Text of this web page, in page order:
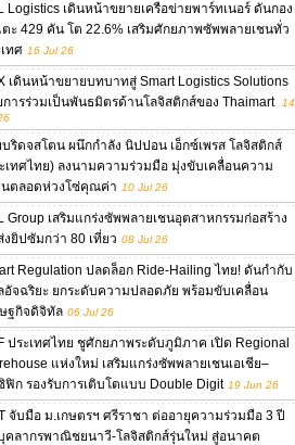
Logistics เดินหน้าขยายเครือข่ายพาร์ทเนอร์ ดันกอง
ะ 429 คัน โต 22.6% เสริมศักยภาพซัพพลายเชนทั่ว
ทศ 16 Jul 26
เดินหน้าขยายบทบาทสู่ Smart Logistics Solutions
ารร่วมเป็นพันธมิตรด้านโลจิสติกส์ของ Thaimart
14
ริดจสโตน ผนึกกำลัง นิปปอน เอ็กซ์เพรส โลจิสติกส์
เทศไทย) ลงนามความร่วมมือ มุ่งขับเคลื่อนความ
นตลอดห่วงโซ่คุณค่า 10 Jul 26
Group เสริมแกร่งซัพพลายเชนอุตสาหกรรมก่อสร้าง
ยิปซัมกว่า 80 เที่ยว 08 Jul 26
Regulation ปลดล็อก Ride-Hailing ไทย! ดันกำกับ
อัจฉริยะ ยกระดับความปลอดภัย พร้อมขับเคลื่อน
ษฐกิจดิจิทัล 06 Jul 26
ประเทศไทย ชูศักยภาพระดับภูมิภาค เปิด Regional
แห่งใหม่ เสริมแกร่งซัพพลายเชนเอเชีย–
ฟิก รองรับการเติบโตแบบ Double Digit 19 Jun 26
จับมือ ม.เกษตรฯ ศรีราชา ต่ออายุความร่วมมือ 3 ปี
คลากรพาณิชยนาวี-โลจิสติกส์รุ่นใหม่ สู่อนาคต